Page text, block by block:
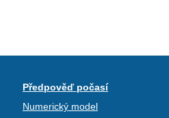
Předpověď počasí
Numerický model